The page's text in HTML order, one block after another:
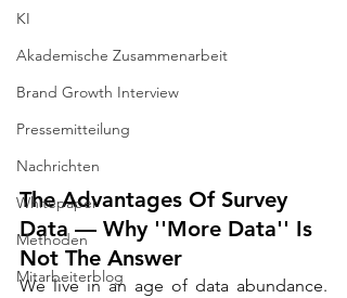
KI
Akademische Zusammenarbeit
Brand Growth Interview
Pressemitteilung
Nachrichten
Whitepaper
Methoden
Mitarbeiterblog
The Advantages Of Survey
Data — Why ''More Data'' Is
Not The Answer
We live in an age of data abundance.